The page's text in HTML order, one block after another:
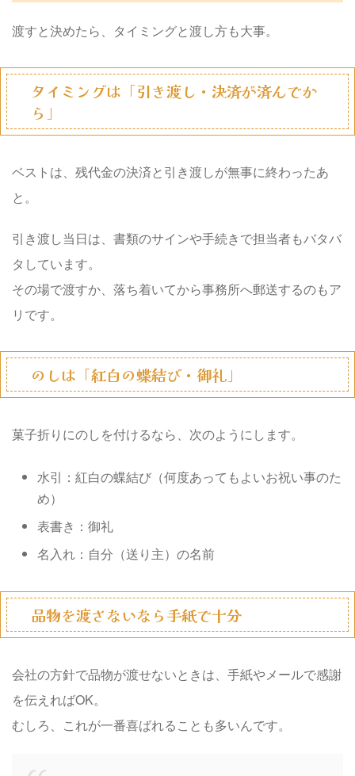
渡すと決めたら、タイミングと渡し方も大事。
タイミングは「引き渡し・決済が済んでか
ら」
ベストは、残代金の決済と引き渡しが無事に終わったあ
と。
引き渡し当日は、書類のサインや手続きで担当者もバタバ
タしています。
その場で渡すか、落ち着いてから事務所へ郵送するのもア
リです。
のしは「紅白の蝶結び・御礼」
菓子折りにのしを付けるなら、次のようにします。
水引：紅白の蝶結び（何度あってもよいお祝い事のた
め）
表書き：御礼
名入れ：自分（送り主）の名前
品物を渡さないなら手紙で十分
会社の方針で品物が渡せないときは、手紙やメールで感謝
を伝えればOK。
むしろ、これが一番喜ばれることも多いんです。